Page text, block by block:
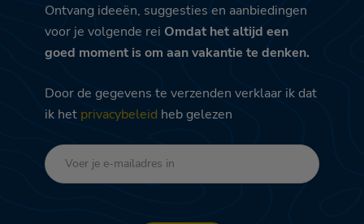
Ontvang ideeën, suggesties en aanbiedingen
voor je volgende rei Omdat het altijd een
goed moment is om aan vakantie te denken.
Door de gegevens te verzenden verklaar ik dat
ik het privacybeleid heb gelezen